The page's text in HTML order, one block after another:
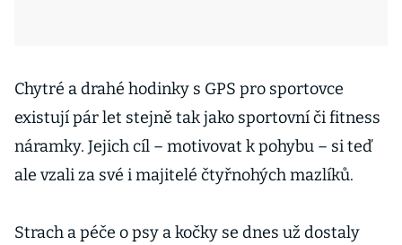
Chytré a drahé hodinky s GPS pro sportovce
existují pár let stejně tak jako sportovní či fitness
náramky. Jejich cíl – motivovat k pohybu – si teď
ale vzali za své i majitelé čtyřnohých mazlíků.
Strach a péče o psy a kočky se dnes už dostaly